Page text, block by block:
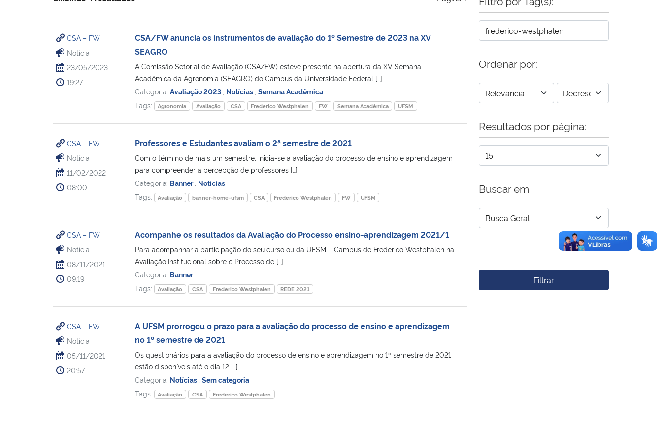
CSA – FW
Notícia
23/05/2023
19:27
CSA/FW anuncia os instrumentos de avaliação do 1º Semestre de 2023 na XV
SEAGRO
A Comissão Setorial de Avaliação (CSA/FW) esteve presente na abertura da XV Semana
Acadêmica da Agronomia (SEAGRO) do Campus da Universidade Federal […]
Categoria: Avaliação 2023 Notícias Semana Acadêmica
Tags:
Agronomia Avaliação CSA Frederico Westphalen FW Semana Acadêmica UFSM
CSA – FW
Notícia
11/02/2022
08:00
Professores e Estudantes avaliam o 2ª semestre de 2021
Com o término de mais um semestre, inicia-se a avaliação do processo de ensino e aprendizagem
para compreender a percepção de professores […]
Categoria: Banner Notícias
Tags:
Avaliação banner-home-ufsm CSA Frederico Westphalen FW UFSM
CSA – FW
Notícia
08/11/2021
09:19
Acompanhe os resultados da Avaliação do Processo ensino-aprendizagem 2021/1
Para acompanhar a participação do seu curso ou da UFSM – Campus de Frederico Westphalen na
Avaliação Institucional sobre o Processo de […]
Categoria: Banner
Tags:
Avaliação CSA Frederico Westphalen REDE 2021
CSA – FW
Notícia
05/11/2021
20:57
A UFSM prorrogou o prazo para a avaliação do processo de ensino e aprendizagem
no 1º semestre de 2021
Os questionários para a avaliação do processo de ensino e aprendizagem no 1º semestre de 2021
estão disponíveis até o dia 12 […]
Categoria: Notícias Sem categoria
Tags:
Avaliação CSA Frederico Westphalen
Ordenar por:
Resultados por página:
Buscar em:
Filtrar